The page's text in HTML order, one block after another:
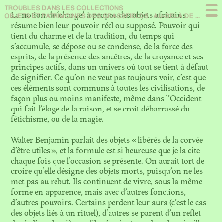
TROUBLES DANS LES COLLECTIONS
OBJETS ET PATRIMOINES DES GRASSFIELDS : AU-DELÀ DE LA MATIÈRE… EN QUÊTE DE CHAIR
La notion de ‘charge’ à propos des objets africains
résume bien leur pouvoir réel ou supposé. Pouvoir qui
tient du charme et de la tradition, du temps qui
s’accumule, se dépose ou se condense, de la force des
esprits, de la présence des ancêtres, de la croyance et ses
principes actifs, dans un univers où tout se tient à défaut
de signifier. Ce qu’on ne veut pas toujours voir, c’est que
ces éléments sont communs à toutes les civilisations, de
façon plus ou moins manifeste, même dans l’Occident
qui fait l’éloge de la raison, et se croit débarrassé du
fétichisme, ou de la magie.
Walter Benjamin parlait des objets « libérés de la corvée
d’être utiles », et la formule est si heureuse que je la cite
chaque fois que l’occasion se présente. On aurait tort de
croire qu’elle désigne des objets morts, puisqu’on ne les
met pas au rebut. Ils continuent de vivre, sous la même
forme en apparence, mais avec d’autres fonctions,
d’autres pouvoirs. Certains perdent leur aura (c’est le cas
des objets liés à un rituel), d’autres se parent d’un reflet
Présentation
En débat
À propos
N. 09
THE NEXT SHOT OF
RESTITUTION: SCENES FROM
MOZAMBIQUE
N. 08
LE MUSÉE DYNAMIQUE.
THÉÂTRE DE LA
DÉCOLONISATION